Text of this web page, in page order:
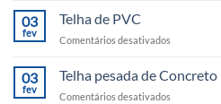
03
fev
Telha de PVC
Comentários desativados
03
fev
Telha pesada de
Comentários desativados